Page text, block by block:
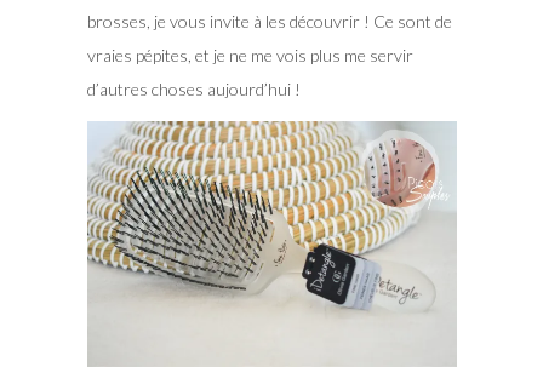
brosses, je vous invite à les découvrir ! Ce sont de
vraies pépites, et je ne me vois plus me servir
d’autres choses aujourd’hui !